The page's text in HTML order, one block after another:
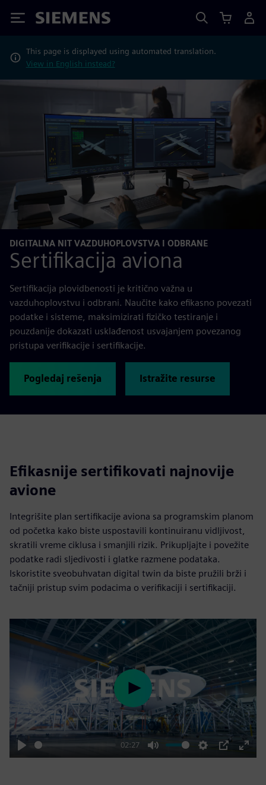
Siemens
This page is displayed using automated translation.
View in English instead?
DIGITALNA NIT VAZDUHOPLOVSTVA I ODBRANE
Sertifikacija aviona
Sertifikacija plovidbenosti je kritično važna u
vazduhoplovstvu i odbrani. Naučite kako efikasno povezati
podatke i sisteme, maksimizirati fizičko testiranje i
pouzdanije dokazati usklađenost usvajanjem povezanog
pristupa verifikacije i sertifikacije.
Pogledaj rešenja Istražite resurse
Efikasnije sertifikovati najnovije
avione
Integrišite plan sertifikacije aviona sa programskim planom
od početka kako biste uspostavili kontinuiranu vidljivost,
skratili vreme ciklusa i smanjili rizik. Prikupljajte i povežite
podatke radi sljedivosti i glatke razmene podataka.
Iskoristite sveobuhvatan digital twin da biste pružili brži i
tačniji pristup svim podacima o verifikaciji i sertifikaciji.
Play
02:27
Mute Settings
PIP
Enter
Play